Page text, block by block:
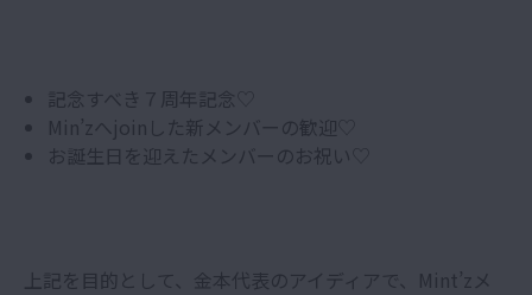
記念すべき７周年記念♡
Min’zへjoinした新メンバーの歓迎♡
お誕生日を迎えたメンバーのお祝い♡
上記を目的として、金本代表のアイディアで、Mint’zメ